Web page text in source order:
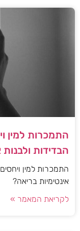
התמכרות למין
הבדידות
התמכרות למין
אינטימיות בריאה?
לקריאת המאמר »